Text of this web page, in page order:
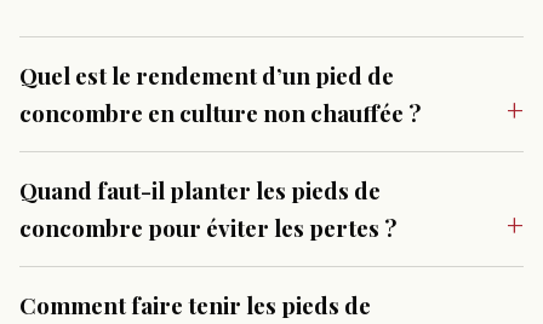
Quel est le rendement d’un pied de
concombre en culture non chauffée ?
Quand faut-il planter les pieds de
concombre pour éviter les pertes ?
Comment faire tenir les pieds de